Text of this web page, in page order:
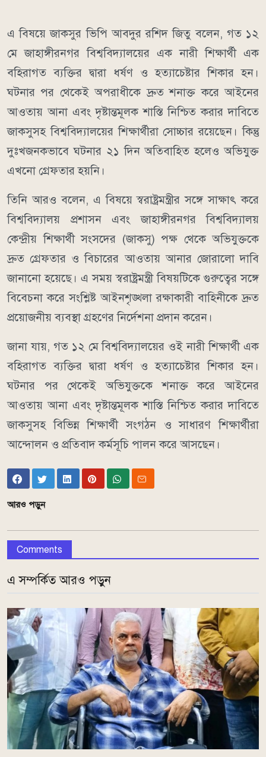
এ বিষয়ে জাকসুর ভিপি আবদুর রশিদ জিতু বলেন, গত ১২
মে জাহাঙ্গীরনগর বিশ্ববিদ্যালয়ের এক নারী শিক্ষার্থী এক
বহিরাগত ব্যক্তির দ্বারা ধর্ষণ ও হত্যাচেষ্টার শিকার হন।
ঘটনার পর থেকেই অপরাধীকে দ্রুত শনাক্ত করে আইনের
আওতায় আনা এবং দৃষ্টান্তমূলক শাস্তি নিশ্চিত করার দাবিতে
জাকসুসহ বিশ্ববিদ্যালয়ের শিক্ষার্থীরা সোচ্চার রয়েছেন। কিন্তু
দুঃখজনকভাবে ঘটনার ২১ দিন অতিবাহিত হলেও অভিযুক্ত
এখনো গ্রেফতার হয়নি।
তিনি আরও বলেন, এ বিষয়ে স্বরাষ্ট্রমন্ত্রীর সঙ্গে সাক্ষাৎ করে
বিশ্ববিদ্যালয় প্রশাসন এবং জাহাঙ্গীরনগর বিশ্ববিদ্যালয়
কেন্দ্রীয় শিক্ষার্থী সংসদের (জাকসু) পক্ষ থেকে অভিযুক্তকে
দ্রুত গ্রেফতার ও বিচারের আওতায় আনার জোরালো দাবি
জানানো হয়েছে। এ সময় স্বরাষ্ট্রমন্ত্রী বিষয়টিকে গুরুত্বের সঙ্গে
বিবেচনা করে সংশ্লিষ্ট আইনশৃঙ্খলা রক্ষাকারী বাহিনীকে দ্রুত
প্রয়োজনীয় ব্যবস্থা গ্রহণের নির্দেশনা প্রদান করেন।
জানা যায়, গত ১২ মে বিশ্ববিদ্যালয়ের ওই নারী শিক্ষার্থী এক
বহিরাগত ব্যক্তির দ্বারা ধর্ষণ ও হত্যাচেষ্টার শিকার হন।
ঘটনার পর থেকেই অভিযুক্তকে শনাক্ত করে আইনের
আওতায় আনা এবং দৃষ্টান্তমূলক শাস্তি নিশ্চিত করার দাবিতে
জাকসুসহ বিভিন্ন শিক্ষার্থী সংগঠন ও সাধারণ শিক্ষার্থীরা
আন্দোলন ও প্রতিবাদ কর্মসূচি পালন করে আসছেন।
আরও পড়ুন
Comments
এ সম্পর্কিত আরও পড়ুন